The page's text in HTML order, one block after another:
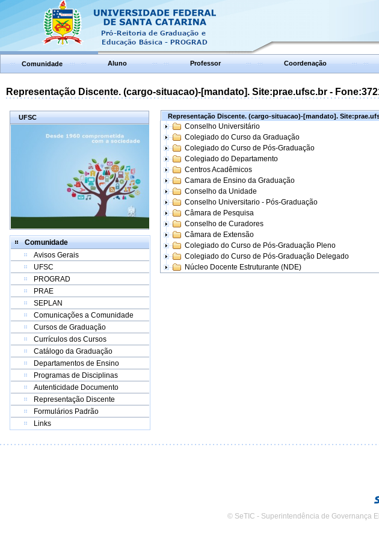
Comunidade Aluno Professor Coordenação
Representação Discente. (cargo-situacao)-[mandato]. Site:prae.ufsc.br -
UFSC
Comunidade
Avisos Gerais
UFSC
PROGRAD
PRAE
SEPLAN
Comunicações a Comunidade
Cursos de Graduação
Currículos dos Cursos
Catálogo da Graduação
Departamentos de Ensino
Programas de Disciplinas
Autenticidade Documento
Representação Discente
Formulários Padrão
Links
Representação Discente. (cargo-situacao)-[mandato].
Conselho Universitário
Colegiado do Curso da Graduação
Colegiado do Curso de Pós-Graduação
Colegiado do Departamento
Centros Acadêmicos
Camara de Ensino da Graduação
Conselho da Unidade
Conselho Universitario - Pós-Graduação
Câmara de Pesquisa
Conselho de Curadores
Câmara de Extensão
Colegiado do Curso de Pós-Graduação Pleno
Colegiado do Curso de Pós-Graduação Delegado
Núcleo Docente Estruturante (NDE)
© SeTIC - Superintendência de Governança